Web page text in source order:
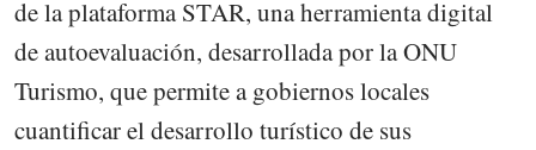
de la plataforma STAR, una herramienta digital
de autoevaluación, desarrollada por la ONU
Turismo, que permite a gobiernos locales
cuantificar el desarrollo turístico de sus